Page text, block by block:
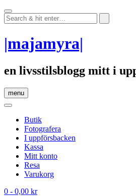
Skip
to
content
|majamyra|
en livsstilsblogg mitt i
menu
Butik
Fotografera
I uppförsbacken
Kassa
Mitt konto
Resa
Varukorg
0 - 0,00 kr